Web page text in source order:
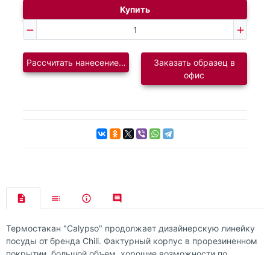
Купить
Рассчитать нанесение логотипаЗаказать образец в
офис
Термостакан "Calypso" продолжает дизайнерскую линейку
посуды от бренда Chili. Фактурный корпус в прорезиненном